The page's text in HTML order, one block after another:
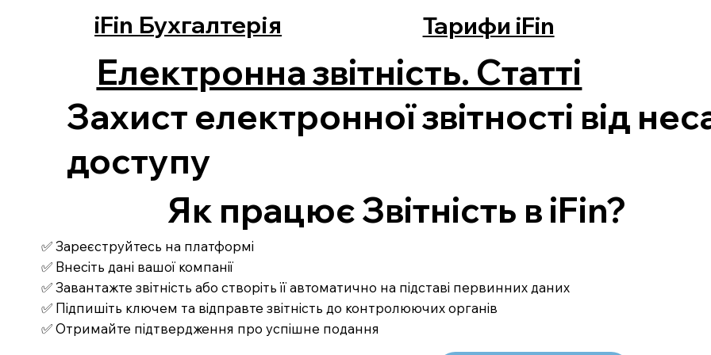
iFin Бухгалтерія Тарифи iFin
Електронна звітність. Статті
Захист електронної звітності від
доступу
Як працює Звітність в iFin?
✅ Зареєструйтесь на платформі
✅ Внесіть дані вашої компанії
✅ Завантажте звітність або створіть її автоматично на підставі первинних даних
✅ Підпишіть ключем та відправте звітність до контролюючих органів
✅ Отримайте підтвердження про успішне подання